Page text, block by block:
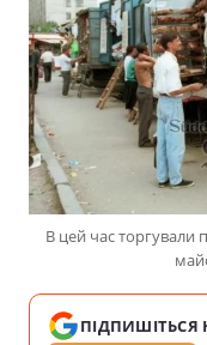
В цей час
ПІДПИШІТЬСЯ